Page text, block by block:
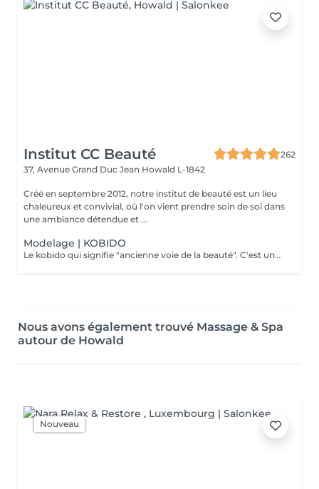
Institut CC Beauté
262
37, Avenue Grand Duc Jean Howald L-1842
Créé en septembre 2012, notre institut de beauté est un lieu
chaleureux et convivial, où l'on vient prendre soin de soi dans
une ambiance détendue et ...
Modelage | KOBIDO
Le kobido qui signifie "ancienne voie de la beauté". C'est une très ancienne technique de massage japonais. Le massage facial kobido régénère, stimule le teint de la peau du visage, améliore la circulation sanguine et lymphatique, favorise la relaxation des tissus et du cuir chevelu.
Nous avons également trouvé Massage & Spa
autour de Howald
Nouveau